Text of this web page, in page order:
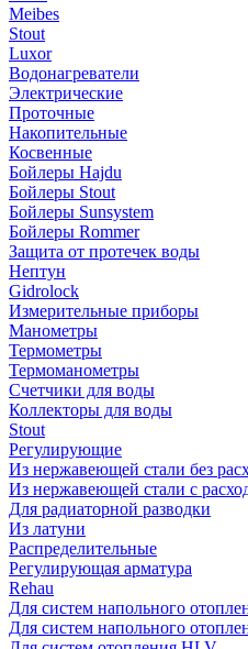
Meibes
Stout
Luxor
Водонагреватели
Электрические
Проточные
Накопительные
Косвенные
Бойлеры Hajdu
Бойлеры Stout
Бойлеры Sunsystem
Бойлеры Rommer
Защита от протечек воды
Нептун
Gidrolock
Измерительные приборы
Манометры
Термометры
Термоманометры
Счетчики для воды
Коллекторы для воды
Stout
Регулирующие
Из нержавеющей стали без
Из нержавеющей стали с
Для радиаторной разводки
Из латуни
Распределительные
Регулирующая арматура
Rehau
Для систем напольного
Для систем напольного